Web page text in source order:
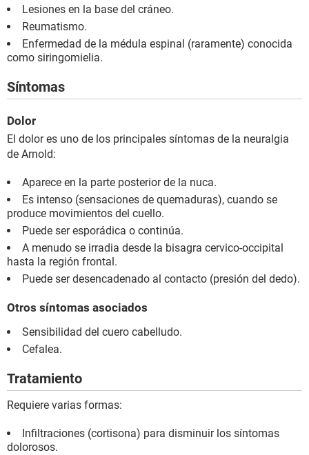
Lesiones en la base del cráneo.
Reumatismo.
Enfermedad de la médula espinal (raramente) conocida
como siringomielia.
Síntomas
Dolor
El dolor es uno de los principales síntomas de la neuralgia
de Arnold:
Aparece en la parte posterior de la nuca.
Es intenso (sensaciones de quemaduras), cuando se
produce movimientos del cuello.
Puede ser esporádica o continúa.
A menudo se irradia desde la bisagra cervico-occipital
hasta la región frontal.
Puede ser desencadenado al contacto (presión del dedo).
Otros síntomas asociados
Sensibilidad del cuero cabelludo.
Cefalea.
Tratamiento
Requiere varias formas:
Infiltraciones (cortisona) para disminuir los síntomas
dolorosos.